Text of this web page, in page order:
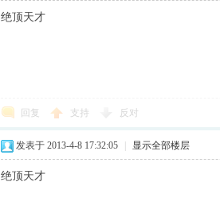
绝顶天才
回复 支持 反对
发表于 2013-4-8 17:32:05 显示全部楼层
绝顶天才